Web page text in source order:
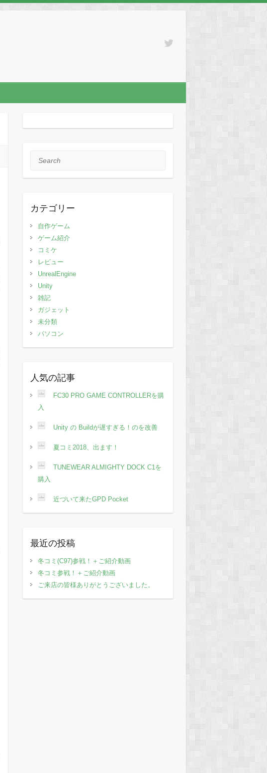
Search
カテゴリー
自作ゲーム
ゲーム紹介
コミケ
レビュー
UnrealEngine
Unity
雑記
ガジェット
未分類
パソコン
人気の記事
FC30 PRO GAME CONTROLLERを購
入
Unity の Buildが遅すぎる！のを改善
夏コミ2018、出ます！
TUNEWEAR ALMIGHTY DOCK C1を
購入
近づいて来たGPD Pocket
最近の投稿
冬コミ(C97)参戦！＋ご紹介動画
冬コミ参戦！＋ご紹介動画
ご来店の皆様ありがとうございました。